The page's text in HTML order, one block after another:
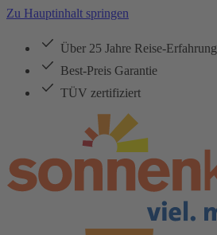
Zu Hauptinhalt springen
Über 25 Jahre Reise-Erfahrung
Best-Preis Garantie
TÜV zertifiziert